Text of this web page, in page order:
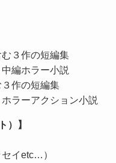
む３作の短編集
中編ホラー小説
作の短編集
ホラーアクション小説
）】
イetc…）